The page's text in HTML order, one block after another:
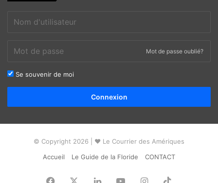
Mot de passe oublié?
Se souvenir de moi
Connexion
© Copyright 2026 | ❤ Le Courrier des Amériques
Accueil
Le Guide de la Floride CONTACT
Facebook LinkedinYouTubeInstagram